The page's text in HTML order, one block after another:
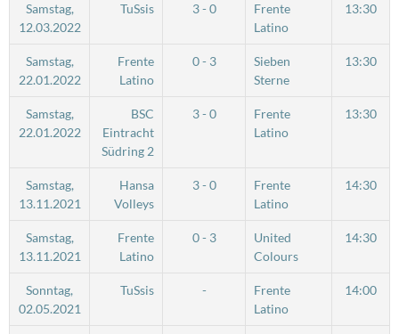
Samstag,
12.03.2022
TuSsis 3 - 0
Frente
Latino
13:30
Samstag,
22.01.2022
Frente
Latino
0 - 3
Sieben
Sterne
13:30
Samstag,
22.01.2022
BSC
Eintracht
Südring 2
3 - 0
Frente
Latino
13:30
Samstag,
13.11.2021
Hansa
Volleys
3 - 0
Frente
Latino
14:30
Samstag,
13.11.2021
Frente
Latino
0 - 3
United
Colours
14:30
Sonntag,
02.05.2021
TuSsis -
Frente
Latino
14:00